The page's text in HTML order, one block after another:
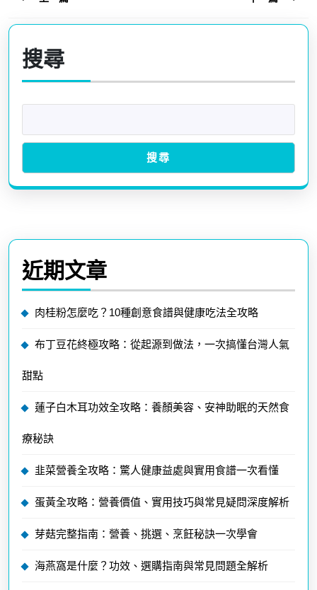
導
覽
Previous
post:
搜尋
搜尋
近期文章
肉桂粉怎麼吃？10種創意食譜與健康吃法全攻略
布丁豆花終極攻略：從起源到做法，一次搞懂台灣人氣
甜點
蓮子白木耳功效全攻略：養顏美容、安神助眠的天然食
療秘訣
韭菜營養全攻略：驚人健康益處與實用食譜一次看懂
蛋黃全攻略：營養價值、實用技巧與常見疑問深度解析
芽菇完整指南：營養、挑選、烹飪秘訣一次學會
海燕窩是什麼？功效、選購指南與常見問題全解析